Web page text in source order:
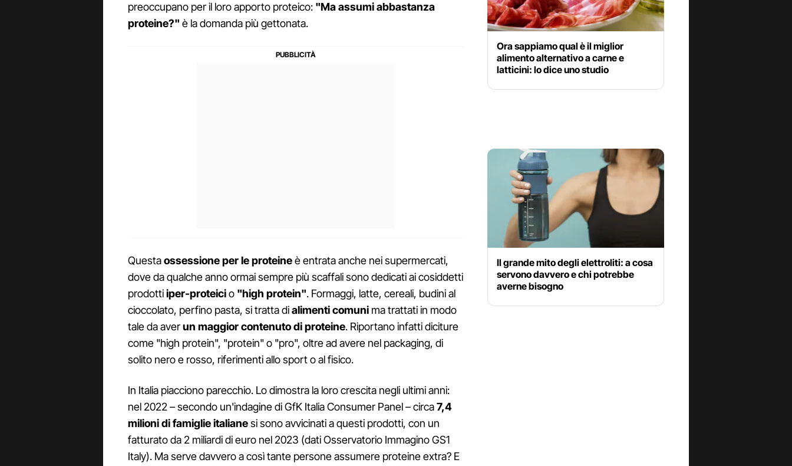
preoccupano per il loro apporto proteico: "Ma assumi abbastanza
proteine?" è la domanda più gettonata.
Questaossessione per le proteineè entrata anche nei supermercati,
dove da qualche anno ormai sempre più scaffali sono dedicati ai cosiddetti
prodottiiper-proteicio "high protein". Formaggi, latte, cereali, budini al
cioccolato, perfino pasta, si tratta dialimenti comuni ma trattati in modo
tale da averun maggior contenuto di proteine. Riportano infatti diciture
come "high protein", "protein" o "pro", oltre ad avere nel packaging, di
solito nero e rosso, riferimenti allo sport o al fisico.
In Italia piacciono parecchio. Lo dimostra la loro crescita negli ultimi anni:
nel 2022 – secondo un'indagine di GfK Italia Consumer Panel – circa7,4
milioni di famiglie italianesi sono avvicinati a questi prodotti, con un
fatturato da 2 miliardi di euro nel 2023 (dati Osservatorio Immagino GS1
Italy). Ma serve davvero a così tante persone assumere proteine extra? E
Ora sappiamo qual è il miglior
alimento alternativo a carne e
latticini: lo dice uno studio
Il grande mito degli elettroliti: a cosa
servono davvero e chi potrebbe
averne bisogno